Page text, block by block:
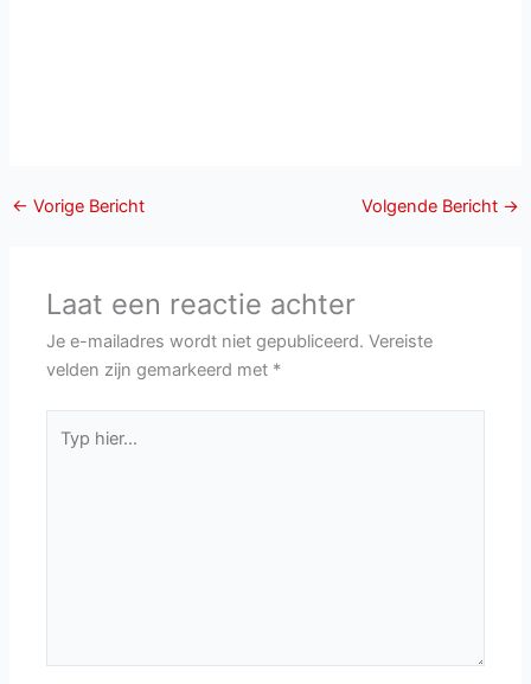
← Vorige Bericht Volgende Bericht →
Laat een reactie achter
Je e-mailadres wordt niet gepubliceerd. Vereiste
velden zijn gemarkeerd met *
hier...